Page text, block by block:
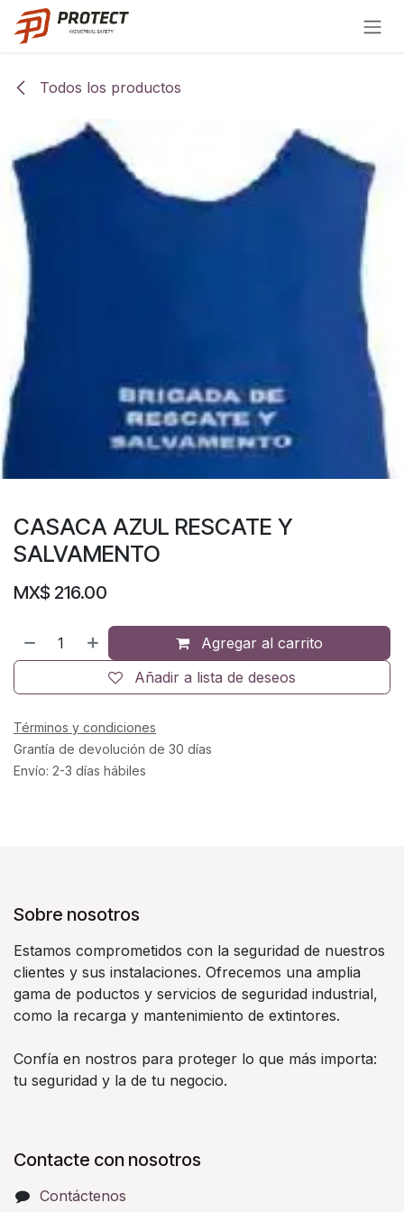
Ir al contenido
Todos los productos
CASACA AZUL RESCATE Y
SALVAMENTO
MX$ 216.00
Agregar al carrito
Añadir a lista de deseos
Términos y condiciones
Grantía de devolución de 30 días
Envío: 2-3 días hábiles
Sobre nosotros
Estamos comprometidos con la seguridad de nuestros
clientes y sus instalaciones. Ofrecemos una amplia
gama de poductos y servicios de seguridad industrial,
como la recarga y mantenimiento de extintores.
Confía en nostros para proteger lo que más importa:
tu seguridad y la de tu negocio.
Contacte con nosotros
Contáctenos